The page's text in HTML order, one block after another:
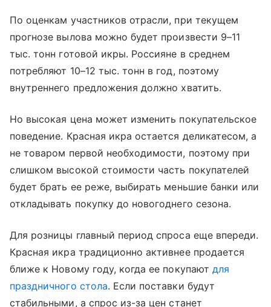
По оценкам участников отрасли, при текущем
прогнозе вылова можно будет произвести 9–11
тыс. тонн готовой икры. Россияне в среднем
потребляют 10–12 тыс. тонн в год, поэтому
внутреннего предложения должно хватить.
Но высокая цена может изменить покупательское
поведение. Красная икра остается деликатесом, а
не товаром первой необходимости, поэтому при
слишком высокой стоимости часть покупателей
будет брать ее реже, выбирать меньшие банки или
откладывать покупку до новогоднего сезона.
Для розницы главный период спроса еще впереди.
Красная икра традиционно активнее продается
ближе к Новому году, когда ее покупают для
праздничного стола. Если поставки будут
стабильными, а спрос из-за цен станет